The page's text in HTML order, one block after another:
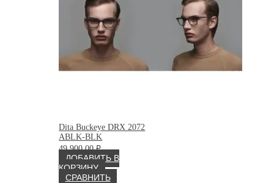
Dita Buckeye DRX 2072
ABLK-BLK
49 900.00₽
ДОБАВИТЬ В
КОРЗИНУ
СРАВНИТЬ